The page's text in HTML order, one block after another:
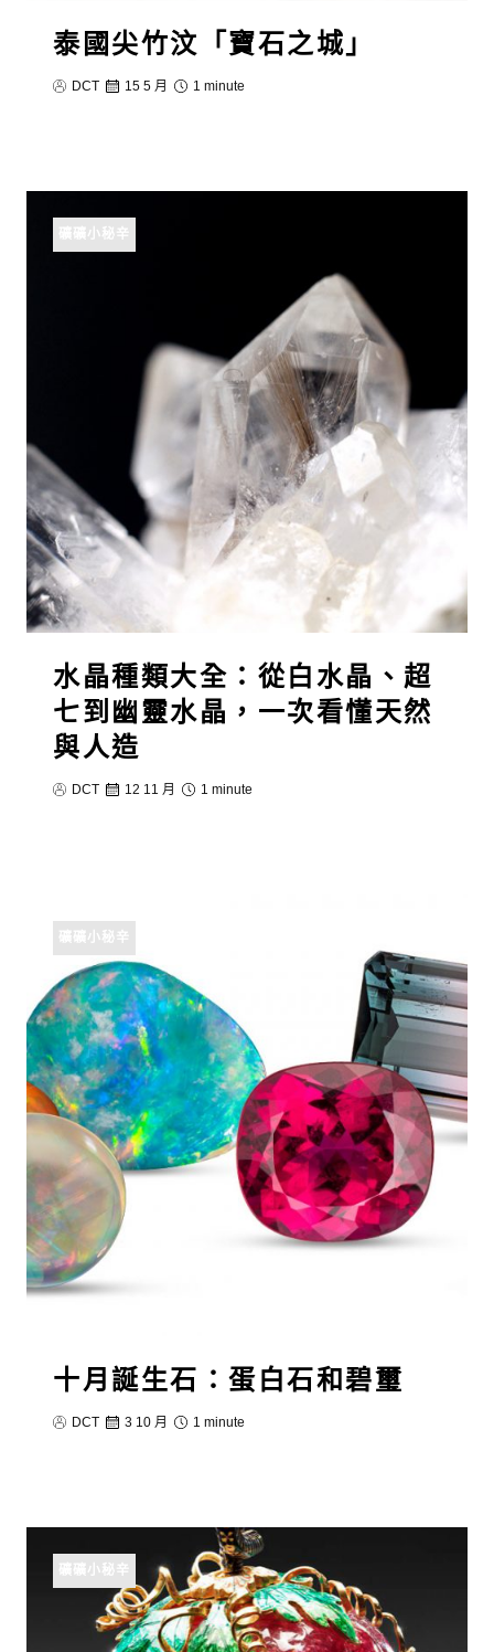
泰國尖竹汶「寶石之城」
DCT 15 5 月 1 minute
礦礦小秘辛
水晶種類大全：從白水晶、超
七到幽靈水晶，一次看懂天然
與人造
DCT 12 11 月 1 minute
礦礦小秘辛
十月誕生石：蛋白石和碧璽
DCT 3 10 月 1 minute
礦礦小秘辛